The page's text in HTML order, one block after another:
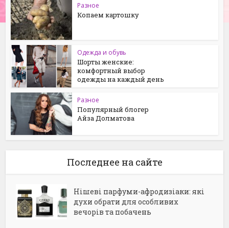
Разное
Копаем картошку
Одежда и обувь
Шорты женские:
комфортный выбор
одежды на каждый день
Разное
Популярный блогер
Айза Долматова
Последнее на сайте
Нішеві парфуми-афродизіаки: які
духи обрати для особливих
вечорів та побачень